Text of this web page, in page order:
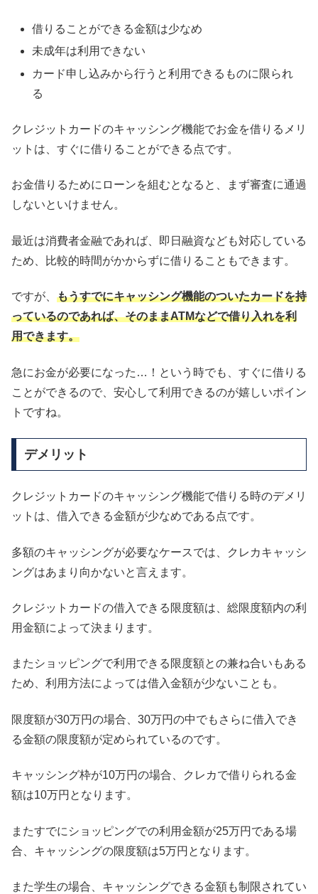
借りることができる金額は少なめ
未成年は利用できない
カード申し込みから行うと利用できるものに限られ
る
クレジットカードのキャッシング機能でお金を借りるメリ
ットは、すぐに借りることができる点です。
お金借りるためにローンを組むとなると、まず審査に通過
しないといけません。
最近は消費者金融であれば、即日融資なども対応している
ため、比較的時間がかからずに借りることもできます。
ですが、 もうすでにキャッシング機能のついたカードを持
っているのであれば、そのままATMなどで借り入れを利
用できます。
急にお金が必要になった…！という時でも、すぐに借りる
ことができるので、安心して利用できるのが嬉しいポイン
トですね。
デメリット
クレジットカードのキャッシング機能で借りる時のデメリ
ットは、借入できる金額が少なめである点です。
多額のキャッシングが必要なケースでは、クレカキャッシ
ングはあまり向かないと言えます。
クレジットカードの借入できる限度額は、総限度額内の利
用金額によって決まります。
またショッピングで利用できる限度額との兼ね合いもある
ため、利用方法によっては借入金額が少ないことも。
限度額が30万円の場合、30万円の中でもさらに借入でき
る金額の限度額が定められているのです。
キャッシング枠が10万円の場合、クレカで借りられる金
額は10万円となります。
またすでにショッピングでの利用金額が25万円である場
合、キャッシングの限度額は5万円となります。
また学生の場合、キャッシングできる金額も制限されてい